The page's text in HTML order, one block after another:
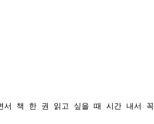
서 책 한 권 읽고 싶을 때 시간 내서